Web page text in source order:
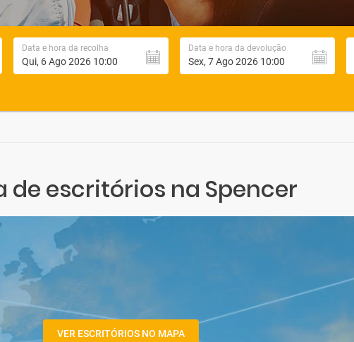
Data e hora da recolha Data e hora da devolução
de escritórios na Spencer
VER ESCRITÓRIOS NO MAPA